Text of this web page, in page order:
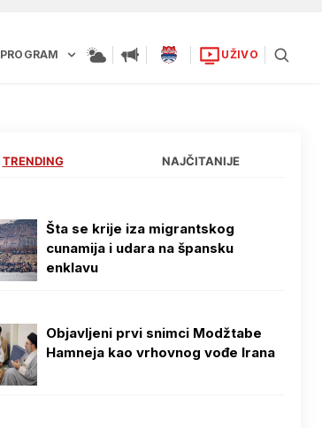
PROGRAM UŽIVO
TRENDING NAJČITANIJE
Šta se krije iza migrantskog
cunamija i udara na špansku
enklavu
Objavljeni prvi snimci Modžtabe
Hamneja kao vrhovnog vođe Irana